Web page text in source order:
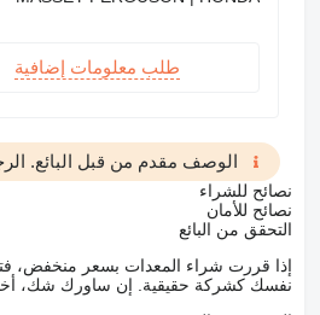
طلب معلومات إضافية
الوصف مقدم من قبل البائع.
نصائح للشراء
نصائح للأمان
التحقق من البائع
إذا قررت شراء المعدات بسعر منخفض،
نفسك كشركة حقيقية. إن ساورك شك،